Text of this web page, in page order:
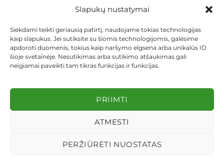
Slapukų nustatymai
Siekdami teikti geriausią patirtį, naudojame tokias technologijas
kaip slapukus. Jei sutiksite su šiomis technologijomis, galėsime
apdoroti duomenis, tokius kaip naršymo elgsena arba unikalūs ID
šioje svetainėje. Nesutikimas arba sutikimo atšaukimas gali
neigiamai paveikti tam tikras funkcijas ir funkcijas.
PRIIMTI
ATMESTI
PERŽIŪRĖTI NUOSTATAS
KEITIMAS IR GRĄŽINIMAS
PRIVATUMO POLITIKA
Visos teisės saugomos 2026 ©dekosodas.lt